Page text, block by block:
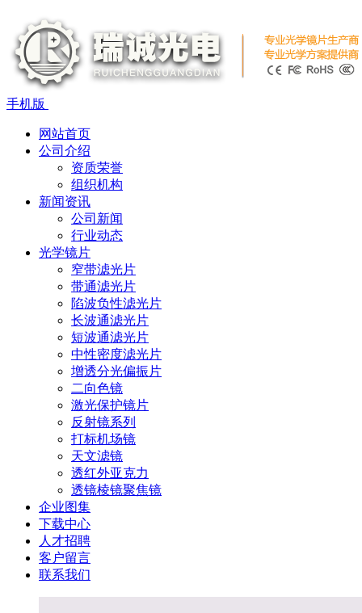
手机版
网站首页
公司介绍
资质荣誉
组织机构
新闻资讯
公司新闻
行业动态
光学镜片
窄带滤光片
带通滤光片
陷波负性滤光片
长波通滤光片
短波通滤光片
中性密度滤光片
增透分光偏振片
二向色镜
激光保护镜片
反射镜系列
打标机场镜
天文滤镜
透红外亚克力
透镜棱镜聚焦镜
企业图集
下载中心
人才招聘
客户留言
联系我们